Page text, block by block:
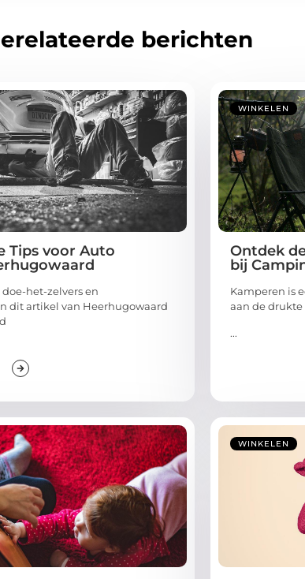
berichten
Tips voor Auto
het-zelvers en
dit artikel van Heerhugowaard
WINKELEN
Ontdek
bij
Kamperen is
aan de
...
WINKELEN